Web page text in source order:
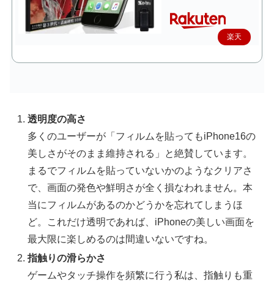
楽天
透明度の高さ
多くのユーザーが「フィルムを貼ってもiPhone16の
美しさがそのまま維持される」と絶賛しています。
まるでフィルムを貼っていないかのようなクリアさ
で、画面の発色や鮮明さが全く損なわれません。本
当にフィルムがあるのかどうかを忘れてしまうほ
ど。これだけ透明であれば、iPhoneの美しい画面を
最大限に楽しめるのは間違いないですね。
指触りの滑らかさ
ゲームやタッチ操作を頻繁に行う私は、指触りも重